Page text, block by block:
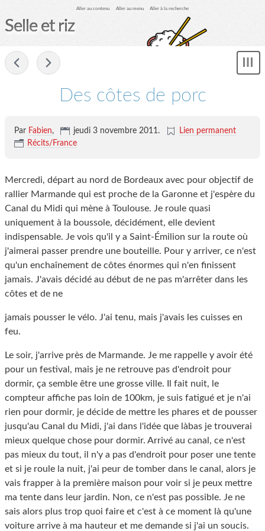
Aller au contenu Aller au menu Aller à la recherche
Selle et riz
Des côtes de porc
Par Fabien, jeudi 3 novembre 2011.
Lien permanent
Récits/France
Mercredi, départ au nord de Bordeaux avec pour objectif de
rallier Marmande qui est proche de la Garonne et j'espère du
Canal du Midi qui mène à Toulouse. Je roule quasi
uniquement à la boussole, décidément, elle devient
indispensable. Je vois qu'il y a Saint-Émilion sur la route où
j'aimerai passer prendre une bouteille. Pour y arriver, ce n'est
qu'un enchaînement de côtes énormes qui n'en finissent
jamais. J'avais décidé au début de ne pas m'arrêter dans les
côtes et de ne
jamais pousser le vélo. J'ai tenu, mais j'avais les cuisses en
feu.
Le soir, j'arrive près de Marmande. Je me rappelle y avoir été
pour un festival, mais je ne retrouve pas d'endroit pour
dormir, ça semble être une grosse ville. Il fait nuit, le
compteur affiche pas loin de 100km, je suis fatigué et je n'ai
rien pour dormir, je décide de mettre les phares et de pousser
jusqu'au Canal du Midi, j'ai dans l'idée que làbas je trouverai
mieux quelque chose pour dormir. Arrivé au canal, ce n'est
pas mieux du tout, il n'y a pas d'endroit pour poser une tente
et si je roule la nuit, j'ai peur de tomber dans le canal, alors je
vais frapper à la première maison pour voir si je peux mettre
ma tente dans leur jardin. Non, ce n'est pas possible. Je ne
sais alors plus trop quoi faire et c'est à ce moment là qu'une
voiture arrive à ma hauteur et me demande si j'ai un soucis.